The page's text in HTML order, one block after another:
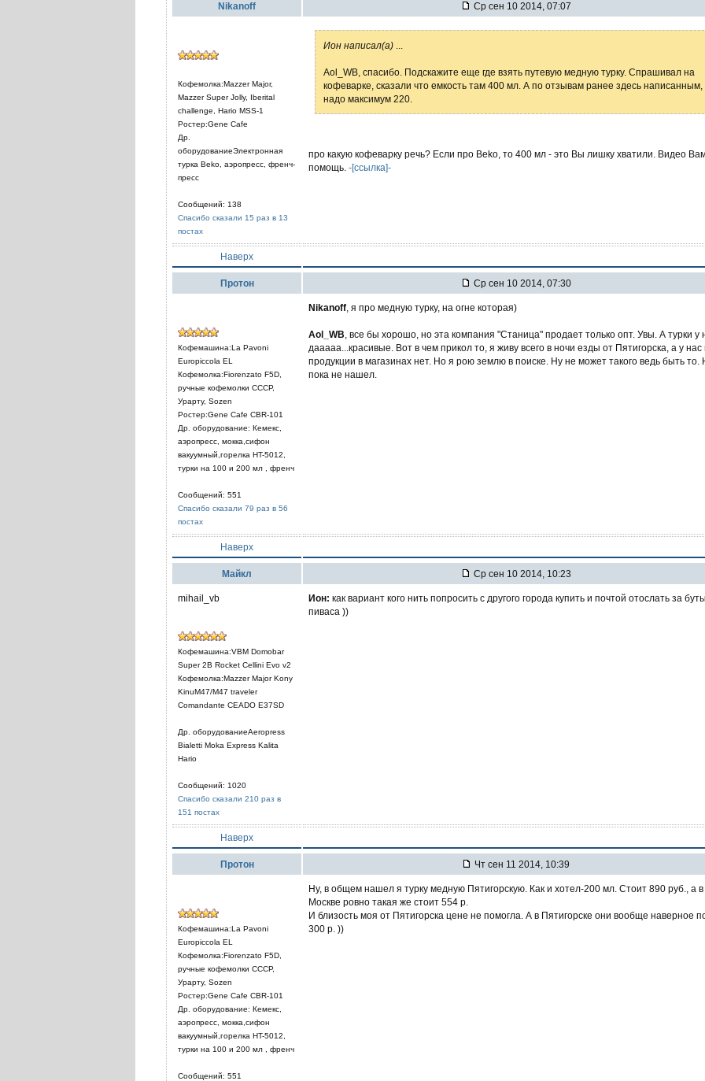
Nikanoff Ср сен 10 2014, 07:07
Кофемолка:Mazzer Major,
Mazzer Super Jolly, Iberital
challenge, Hario MSS-1
Ростер:Gene Cafe
Др.
оборудованиеЭлектронная
турка Beko, аэропресс, френч-
пресс
Сообщений: 138
Спасибо сказали 15 раз в 13
постах
Ион написал(а)
Aol_WB, cпасибо. Подскажите еще где взять путевую медную турку. Спрашивал на
кофеварке, сказали что емкость там 400 мл. А по отзывам ранее здесь написанным,
надо максимум 220.
про какую кофеварку речь? Если про Beko, то 400 мл - это Вы лишку хватили. Видео
помощь. -[ссылка]-
Наверх
Протон Ср сен 10 2014, 07:30
Кофемашина:La Pavoni
Europiccola EL
Кофемолка:Fiorenzato F5D,
ручные кофемолки СССР,
Урарту, Sozen
Ростер:Gene Cafe CBR-101
Др. оборудование: Кемекс,
аэропресс, мокка,сифон
вакуумный,горелка HT-5012,
турки на 100 и 200 мл , френч
Сообщений: 551
Спасибо сказали 79 раз в 56
постах
Nikanoff , я про медную турку, на огне которая)
Aol_WB , все бы хорошо, но эта компания "Станица" продает только опт. Увы. А турки у
дааааа...красивые. Вот в чем прикол то, я живу всего в ночи езды от Пятигорска, а у нас
продукции в магазинах нет. Но я рою землю в поиске. Ну не может такого ведь быть то.
пока не нашел.
Наверх
Mайкл Ср сен 10 2014, 10:23
mihail_vb
Кофемашина:VBM Domobar
Super 2B Rocket Cellini Evo v2
Кофемолка:Mazzer Major Kony
KinuM47/M47 traveler
Comandante CEADO E37SD
Др. оборудованиеAeropress
Bialetti Moka Express Kalita
Hario
Сообщений: 1020
Спасибо сказали 210 раз в
151 постах
Ион: как вариант кого нить попросить с другого города купить и почтой отослать за
пиваса ))
Наверх
Протон Чт сен 11 2014, 10:39
Кофемашина:La Pavoni
Europiccola EL
Кофемолка:Fiorenzato F5D,
ручные кофемолки СССР,
Урарту, Sozen
Ростер:Gene Cafe CBR-101
Др. оборудование: Кемекс,
аэропресс, мокка,сифон
вакуумный,горелка HT-5012,
турки на 100 и 200 мл , френч
Сообщений: 551
Ну, в общем нашел я турку медную Пятигорскую. Как и хотел-200 мл. Стоит 890 руб., а в
Москве ровно такая же стоит 554 р.
И близость моя от Пятигорска цене не помогла. А в Пятигорске они вообще наверное
300 р. ))